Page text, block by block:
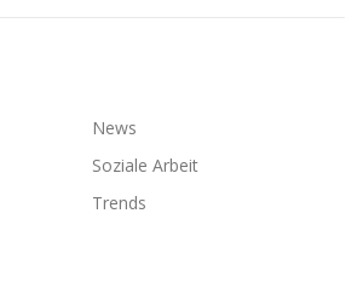
News
Soziale Arbeit
Trends